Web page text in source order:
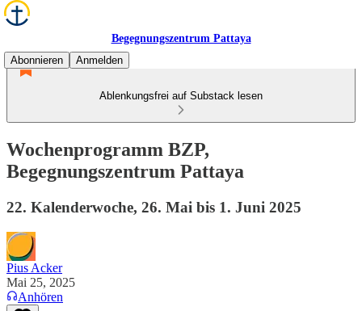
Begegnungszentrum Pattaya
Abonnieren
Anmelden
Ablenkungsfrei auf Substack lesen
Wochenprogramm BZP,
Begegnungszentrum Pattaya
22. Kalenderwoche, 26. Mai bis 1. Juni 2025
Pius Acker
Mai 25, 2025
Anhören